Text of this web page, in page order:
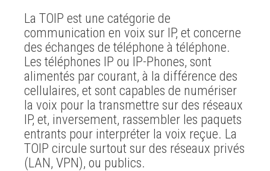
La TOIP est une catégorie de
communication en voix sur IP, et concerne
des échanges de téléphone à téléphone.
Les téléphones IP ou IP-Phones, sont
alimentés par courant, à la différence des
cellulaires, et sont capables de numériser
la voix pour la transmettre sur des réseaux
IP, et, inversement, rassembler les paquets
entrants pour interpréter la voix reçue. La
TOIP circule surtout sur des réseaux privés
(LAN, VPN), ou publics.